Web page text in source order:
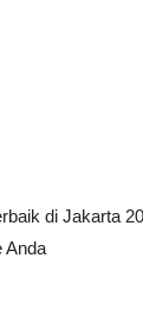
di Jakarta
Anda